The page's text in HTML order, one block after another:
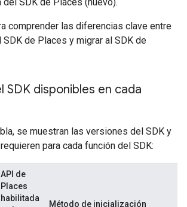
comprender las diferencias clave entre
de Places y migrar al SDK de
SDK disponibles en cada
se muestran las versiones del SDK y
para cada función del SDK:
API de
Places
habilitada
Método de inicialización